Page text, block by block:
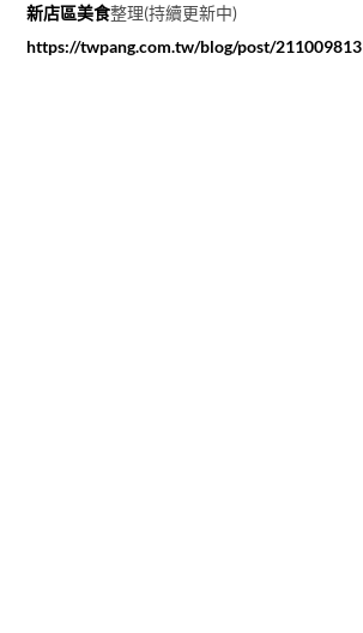
新店區美食整理(持續更新中)
https://twpang.com.tw/blog/post/211009813